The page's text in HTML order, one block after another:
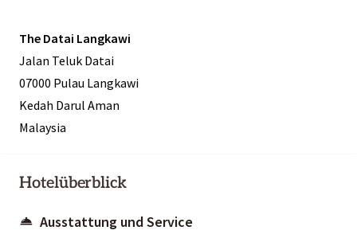
The Datai Langkawi
Jalan Teluk Datai
07000 Pulau Langkawi
Kedah Darul Aman
Malaysia
Hotelüberblick
Ausstattung und Service